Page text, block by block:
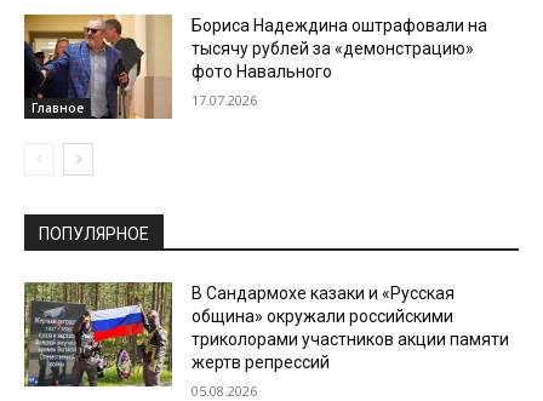
Главное
Бориса Надеждина оштрафовали на
тысячу рублей за «демонстрацию»
фото Навального
17.07.2026
ПОПУЛЯРНОЕ
В Сандармохе казаки и «Русская
община» окружали российскими
триколорами участников акции памяти
жертв репрессий
05.08.2026